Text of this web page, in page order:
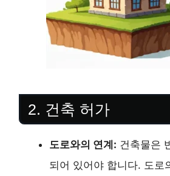
2. 건축 허가
도로와의 연계: 건축물은
되어 있어야 합니다. 도로